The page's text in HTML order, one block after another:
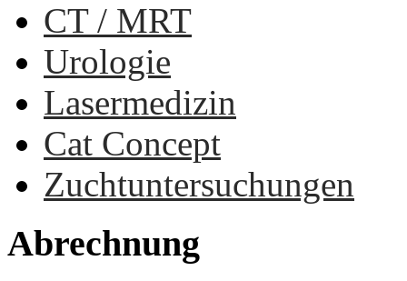
CT / MRT
Urologie
Lasermedizin
Cat Concept
Zuchtuntersuchungen
Abrechnung